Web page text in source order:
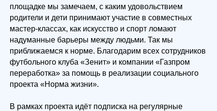
площадке мы замечаем, с каким удовольствием
родители и дети принимают участие в совместных
мастер-классах, как искусство и спорт ломают
надуманные барьеры между людьми. Так мы
приближаемся к норме. Благодарим всех сотрудников
футбольного клуба «Зенит» и компании «Газпром
переработка» за помощь в реализации социального
проекта «Норма жизни».
В рамках проекта идёт подписка на регулярные